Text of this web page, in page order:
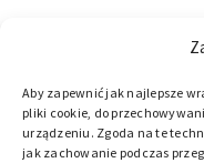
Aby zapewnić jak najlepsze
pliki cookie, do
urządzeniu. Zgoda na te
jak zachowanie podczas